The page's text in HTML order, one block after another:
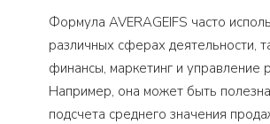
Формула AVERAGEIFS часто
различных сферах деятельности,
финансы, маркетинг и управление
Например, она может быть
подсчета среднего значения